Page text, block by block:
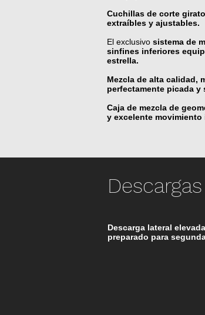
Cuchillas de corte
extraíbles y ajustables.
El exclusivo sistema de
sinfines inferiores
estrella.
Mezcla de alta calidad,
perfectamente picada y
Caja de mezcla de
y excelente
Descargas
Descarga lateral
preparado para